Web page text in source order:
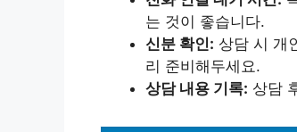
는 것이 좋습니다.
신분 확인: 상담 시 개
리 준비해두세요.
상담 내용 기록: 상담